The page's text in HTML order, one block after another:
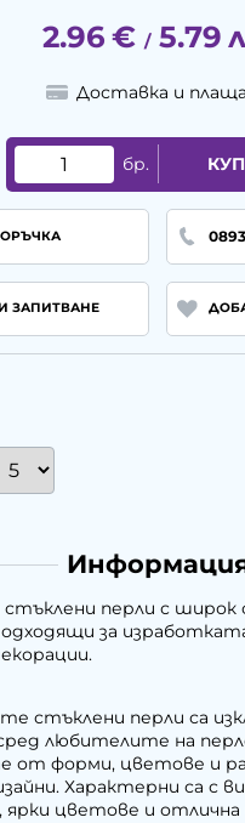
2.96 € / 5.79
Доставка и
бр.
ЗАПИТВАНЕ
перли с широк
за
стъклени перли са
любителите на
от форми, цветове и
Характерни са с
ярки цветове и отлична